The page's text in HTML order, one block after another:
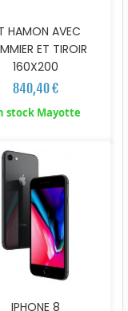
HAMON AVEC
ET TIROIR
160X200
840,40 €
stock Mayotte
IPHONE 8